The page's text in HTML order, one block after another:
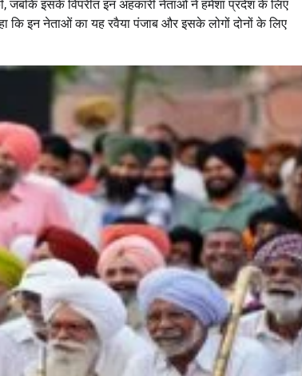
जबकि इसके विपरीत इन अहंकारी नेताओं ने हमेशा प्रदेश के लिए
कि इन नेताओं का यह रवैया पंजाब और इसके लोगों दोनों के लिए